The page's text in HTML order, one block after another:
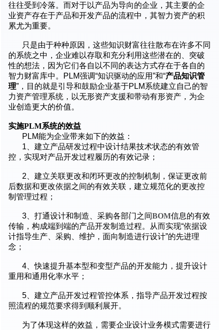
往往受到冷落。而对于以产品为导向的企业，其主要的企
业资产存在于产品和开发产品的流程中，其智力资产的积
累尤为重要。
只是由于种种原因，这些知识财富往往散布在许多不同
的系统之中，企业难以存取和充分利用这些潜在的、突破
性的想法，因为它们各自以不同的表达方式存在于各自的
智力财富库中。PLM强调“知识驱动的应用”和“产品知识管
理”，目的就是引导和鼓励企业基于PLM系统建立自己的智
力资产管理系统，以无形资产支援和带动有形资产，为企
业创造更大的价值。
实施PLM系统的效益
PLM能为企业带来如下的效益：
1、建立产品研发过程中设计结果技术状态的有效管
控，实现对产品开发过程履历的有效记录；
2、建立关联更改和闭环更改的控制机制，保证更改前
后数据和更改依据之间的有效关联，建立规范化的更改控
制管理过程；
3、打通设计和制造、采购各部门之间BOM信息的有效
传输，构成端到端的产品开发制造过程。从而实现“依据设
计指导生产、采购、维护，面向制造进行设计”的先进理
念；
4、快速提升基本型和变型产品的开发能力，提升设计
重用和通用化率水平；
5、建立产品开发过程管控体系，指导产品开发过程按
照流程的规范要求得到顺利展开。
为了体现这样的效益，需要企业设计业务模式需要进行